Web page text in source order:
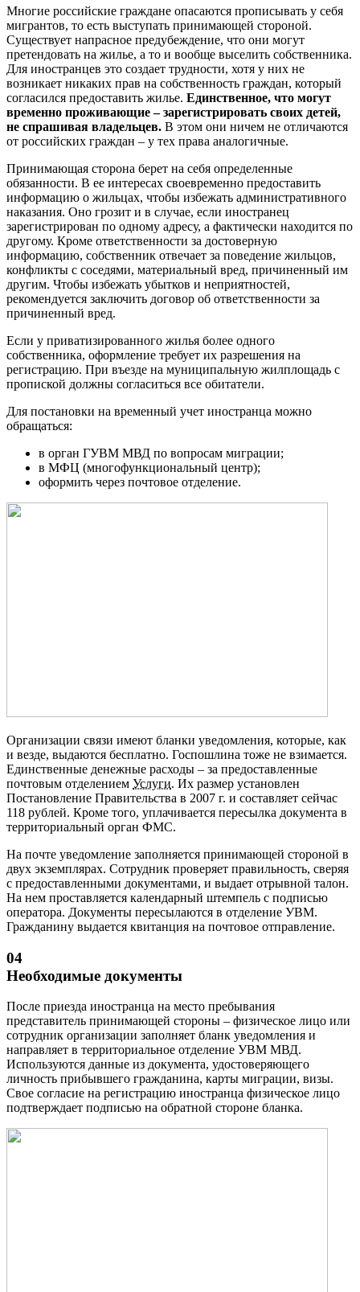
Многие российские граждане опасаются прописывать у себя
мигрантов, то есть выступать принимающей стороной.
Существует напрасное предубеждение, что они могут
претендовать на жилье, а то и вообще выселить собственника.
Для иностранцев это создает трудности, хотя у них не
возникает никаких прав на собственность граждан, который
согласился предоставить жилье. Единственное, что могут
временно проживающие – зарегистрировать своих детей,
не спрашивая владельцев. В этом они ничем не отличаются
от российских граждан – у тех права аналогичные.
Принимающая сторона берет на себя определенные
обязанности. В ее интересах своевременно предоставить
информацию о жильцах, чтобы избежать административного
наказания. Оно грозит и в случае, если иностранец
зарегистрирован по одному адресу, а фактически находится по
другому. Кроме ответственности за достоверную
информацию, собственник отвечает за поведение жильцов,
конфликты с соседями, материальный вред, причиненный им
другим. Чтобы избежать убытков и неприятностей,
рекомендуется заключить договор об ответственности за
причиненный вред.
Если у приватизированного жилья более одного
собственника, оформление требует их разрешения на
регистрацию. При въезде на муниципальную жилплощадь с
пропиской должны согласиться все обитатели.
Для постановки на временный учет иностранца можно
обращаться:
в орган ГУВМ МВД по вопросам миграции;
в МФЦ (многофункциональный центр);
оформить через почтовое отделение.
Организации связи имеют бланки уведомления, которые, как
и везде, выдаются бесплатно. Госпошлина тоже не взимается.
Единственные денежные расходы – за предоставленные
почтовым отделением Услуги. Их размер установлен
Постановление Правительства в 2007 г. и составляет сейчас
118 рублей. Кроме того, уплачивается пересылка документа в
территориальный орган ФМС.
На почте уведомление заполняется принимающей стороной в
двух экземплярах. Сотрудник проверяет правильность, сверяя
с предоставленными документами, и выдает отрывной талон.
На нем проставляется календарный штемпель с подписью
оператора. Документы пересылаются в отделение УВМ.
Гражданину выдается квитанция на почтовое отправление.
04
Необходимые документы
После приезда иностранца на место пребывания
представитель принимающей стороны – физическое лицо или
сотрудник организации заполняет бланк уведомления и
направляет в территориальное отделение УВМ МВД.
Используются данные из документа, удостоверяющего
личность прибывшего гражданина, карты миграции, визы.
Свое согласие на регистрацию иностранца физическое лицо
подтверждает подписью на обратной стороне бланка.